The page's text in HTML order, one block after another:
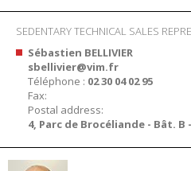
SEDENTARY TECHNICAL SALES
Sébastien BELLIVIER
sbellivier@vim.fr
Téléphone : 02 30 04 02 95
Fax:
Postal address:
4, Parc de Brocéliande - Bât. B -